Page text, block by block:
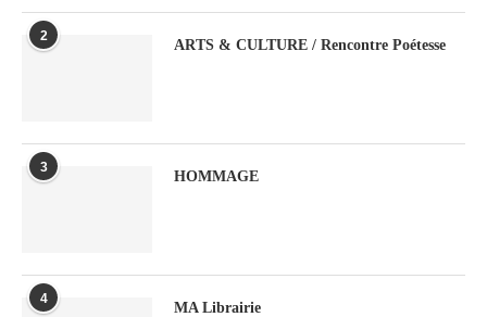
2
ARTS & CULTURE / Rencontre Poétesse
3
HOMMAGE
4
MA Librairie